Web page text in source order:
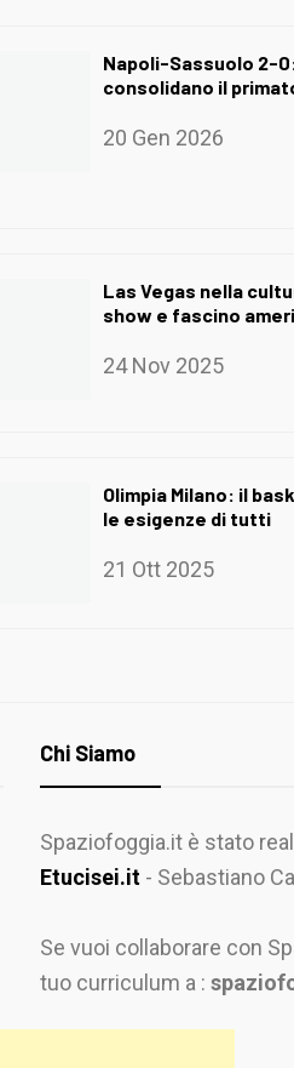
Napoli-Sassuolo 2-
consolidano il
20 Gen 2026
Las Vegas nella
show e fascino
24 Nov 2025
Olimpia Milano: il
le esigenze di tutti
21 Ott 2025
Chi Siamo
Spaziofoggia.it è stato
Etucisei.it - Sebastiano
Se vuoi collaborare con
tuo curriculum a :